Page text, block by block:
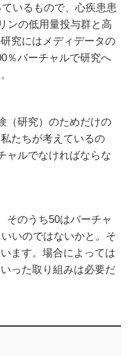
いるもので、心疾患患
ンの低用量投与群と高
究にはメディデータの
％バーチャルで研究へ
（研究）のためだけの
たちが考えているの
ャルでなければならな
そのうち50はバーチャ
いのではないかと。そ
ます。場合によっては
った取り組みは必要だ